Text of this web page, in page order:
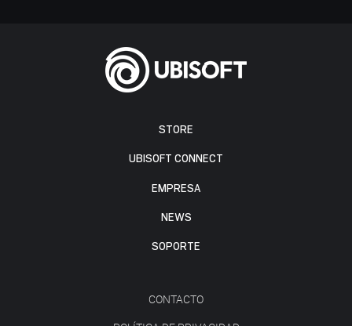
STORE
UBISOFT CONNECT
EMPRESA
NEWS
SOPORTE
CONTACTO